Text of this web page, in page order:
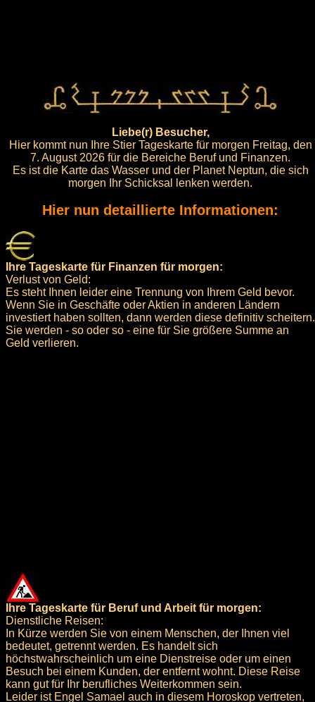
Liebe(r) Besucher,
Hier kommt nun Ihre Stier Tageskarte für morgen Freitag, den
7. August 2026 für die Bereiche Beruf und Finanzen.
Es ist die Karte das Wasser und der Planet Neptun, die sich
morgen Ihr Schicksal lenken werden.
Hier nun detaillierte Informationen:
Ihre Tageskarte für Finanzen für morgen:
Verlust von Geld:
Es steht Ihnen leider eine Trennung von Ihrem Geld bevor.
Wenn Sie in Geschäfte oder Aktien in anderen Ländern
investiert haben sollten, dann werden diese definitiv scheitern.
Sie werden - so oder so - eine für Sie größere Summe an
Geld verlieren.
Ihre Tageskarte für Beruf und Arbeit für morgen:
Dienstliche Reisen:
In Kürze werden Sie von einem Menschen, der Ihnen viel
bedeutet, getrennt werden. Es handelt sich
höchstwahrscheinlich um eine Dienstreise oder um einen
Besuch bei einem Kunden, der entfernt wohnt. Diese Reise
kann gut für Ihr berufliches Weiterkommen sein.
Leider ist Engel Samael auch in diesem Horoskop vertreten,